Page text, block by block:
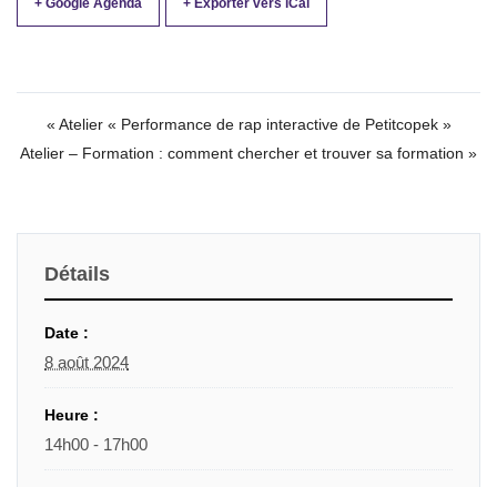
+ Google Agenda + Exporter vers iCal
« Atelier « Performance de rap interactive de Petitcopek »
Atelier – Formation : comment chercher et trouver sa formation »
Détails
Date :
8 août 2024
Heure :
14h00 - 17h00